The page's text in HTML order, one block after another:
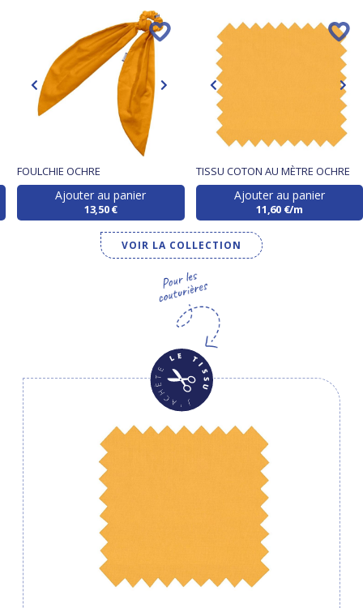
FOULCHIE OCHRE
Ajouter au panier
13,50 €
TISSU COTON AU MÈTRE OCHRE
Ajouter au panier
11,60 €/m
VOIR LA COLLECTION